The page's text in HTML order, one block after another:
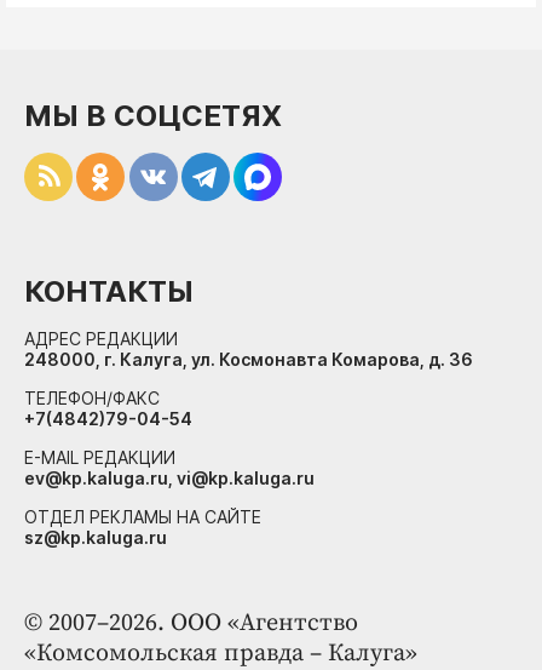
© 2007–2026. ООО «Агентство
«Комсомольская правда – Калуга»
МЫ В СОЦСЕТЯХ
КОНТАКТЫ
АДРЕС РЕДАКЦИИ
248000, г. Калуга, ул. Космонавта Комарова, д. 36
ТЕЛЕФОН/ФАКС
+7(4842)79-04-54
E-MAIL РЕДАКЦИИ
ev@kp.kaluga.ru, vi@kp.kaluga.ru
ОТДЕЛ РЕКЛАМЫ НА САЙТЕ
sz@kp.kaluga.ru